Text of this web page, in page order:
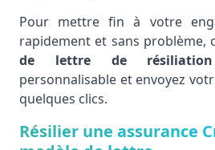
Pour mettre fin à votre
rapidement et sans problème,
de lettre de
personnalisable et envoyez
quelques clics.
Résilier une assurance